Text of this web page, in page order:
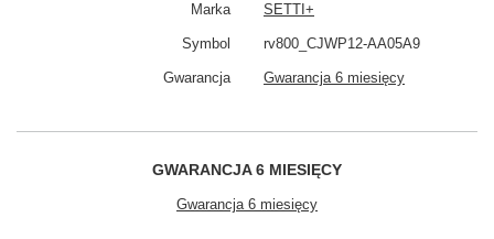
Marka SETTI+
Symbol rv800_CJWP12-AA05A9
Gwarancja Gwarancja 6 miesięcy
GWARANCJA 6 MIESIĘCY
Gwarancja 6 miesięcy